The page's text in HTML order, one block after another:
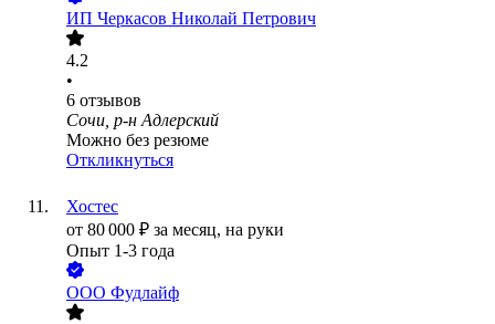
ИП Черкасов Николай Петрович
4.2
•
6 отзывов
Сочи, р-н Адлерский
Можно без резюме
Откликнуться
Хостес
от 80 000 ₽ за месяц, на руки
Опыт 1-3 года
ООО Фудлайф